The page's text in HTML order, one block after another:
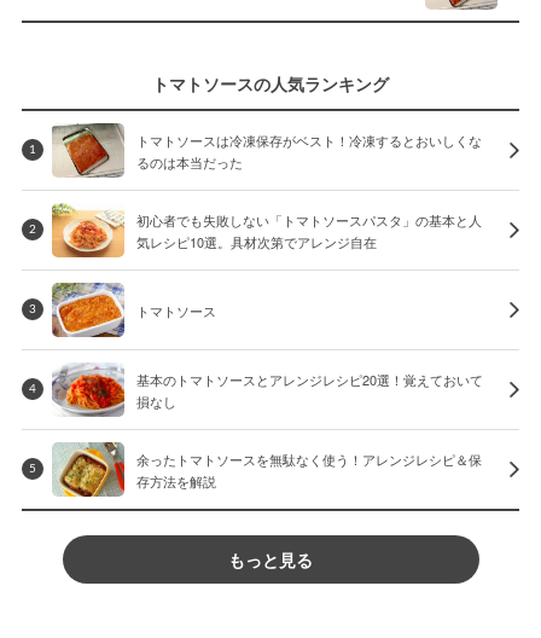
トマトソースの人気ランキング
1
トマトソースは冷凍保存がベスト！冷凍するとおいしくな
るのは本当だった
2
初心者でも失敗しない「トマトソースパスタ」の基本と人
気レシピ10選。具材次第でアレンジ自在
3 トマトソース
4
基本のトマトソースとアレンジレシピ20選！覚えておいて
損なし
5
余ったトマトソースを無駄なく使う！アレンジレシピ＆保
存方法を解説
もっと見る